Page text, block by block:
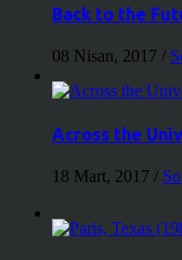
Back to the
08 Nisan, 2017 /
Across the
18 Mart, 2017 /